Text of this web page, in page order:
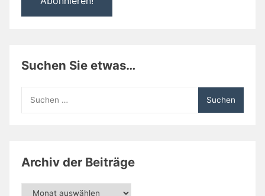
Suchen Sie etwas…
nach:
Archiv der Beiträge
Archiv